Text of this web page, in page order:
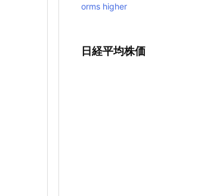
orms higher
日経平均株価